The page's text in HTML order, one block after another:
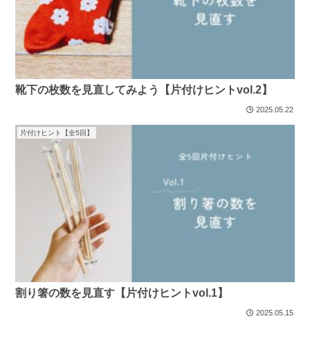
靴下の枚数を見直してみよう【片付けヒントvol.2】
2025.05.22
片付けヒント【全5回】
割り箸の数を見直す【片付けヒントvol.1】
2025.05.15